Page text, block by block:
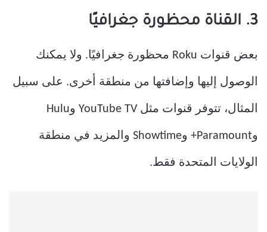
3. القناة محظورة جغرافيًا
بعض قنوات Roku محظورة جغرافيًا. ولا يمكنك
الوصول إليها وإضافتها من منطقة أخرى. على سبيل
المثال، تتوفر قنوات مثل YouTube TV وHulu
وParamount+ وShowtime والمزيد في منطقة
الولايات المتحدة فقط.